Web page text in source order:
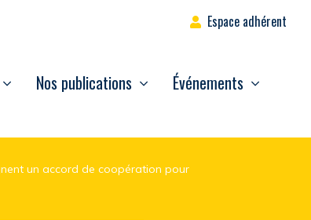
Espace adhérent
Nos publications Événements
un accord de coopération pour